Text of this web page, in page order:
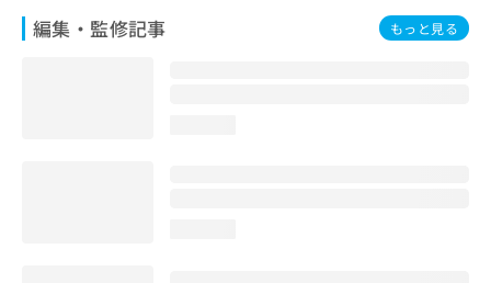
編集・監修記事 もっと見る